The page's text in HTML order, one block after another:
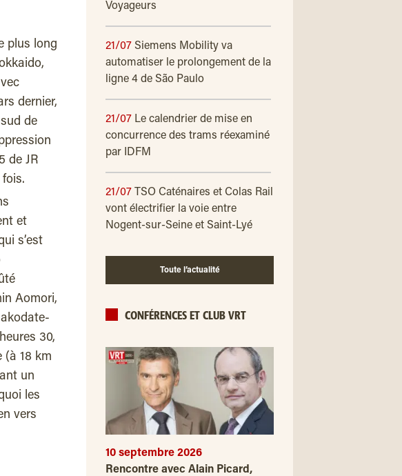
plus long
dernier,
de
de JR
et
s’est
Aomori,
30,
(à 18 km
un
les
vers
Voyageurs
21/07 Siemens Mobility va
automatiser le prolongement de la
ligne 4 de São Paulo
21/07 Le calendrier de mise en
concurrence des trams réexaminé
par IDFM
21/07
TSO Caténaires et Colas Rail
vont électrifier la voie entre
Nogent-sur-Seine et Saint-Lyé
Toute l’actualité
CONFÉRENCES ET CLUB VRT
10 septembre 2026
Rencontre avec Alain Picard,